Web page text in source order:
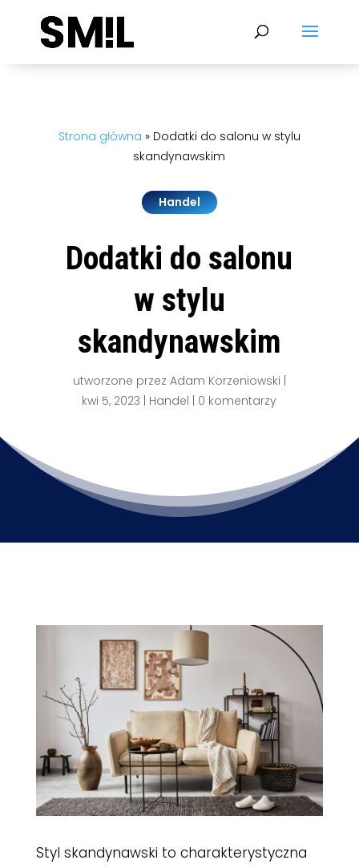
Strona główna » Dodatki do salonu w stylu
skandynawskim
Handel
Dodatki do salonu
w stylu
skandynawskim
utworzone przez Adam Korzeniowski
kwi 5, 2023
Handel 0 komentarzy
Styl skandynawski to charakterystyczna